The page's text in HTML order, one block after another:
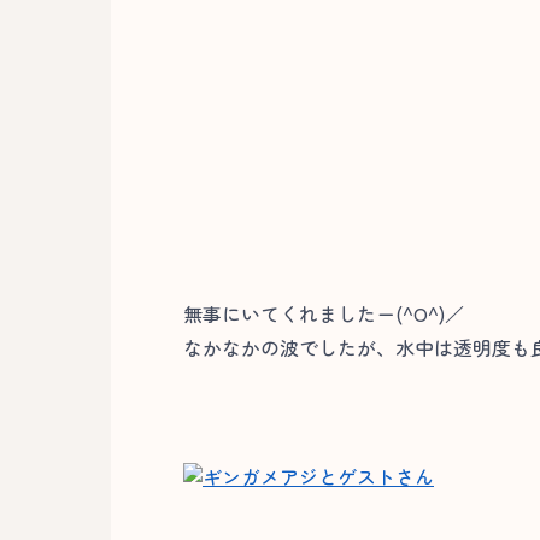
無事にいてくれましたー(^O^)／
なかなかの波でしたが、水中は透明度も